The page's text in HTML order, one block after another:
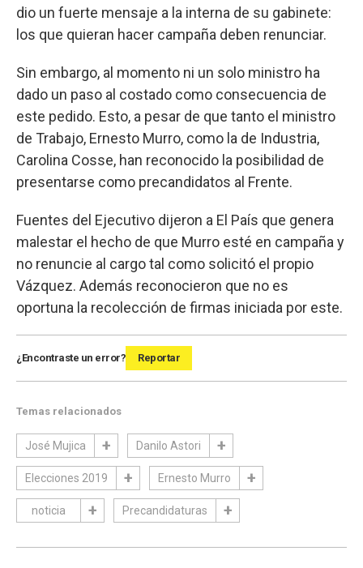
dio un fuerte mensaje a la interna de su gabinete:
los que quieran hacer campaña deben renunciar.
Sin embargo, al momento ni un solo ministro ha
dado un paso al costado como consecuencia de
este pedido. Esto, a pesar de que tanto el ministro
de Trabajo, Ernesto Murro, como la de Industria,
Carolina Cosse, han reconocido la posibilidad de
presentarse como precandidatos al Frente.
Fuentes del Ejecutivo dijeron a El País que genera
malestar el hecho de que Murro esté en campaña y
no renuncie al cargo tal como solicitó el propio
Vázquez. Además reconocieron que no es
oportuna la recolección de firmas iniciada por este.
¿Encontraste un error? Reportar
Temas relacionados
José Mujica Danilo Astori
Elecciones 2019 Ernesto Murro
noticia Precandidaturas